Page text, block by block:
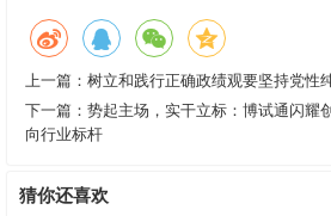
上一篇： 树立和践行正确政绩观要坚持党性
下一篇： 势起主场，实干立标：博试通闪耀
向行业标杆
猜你还喜欢